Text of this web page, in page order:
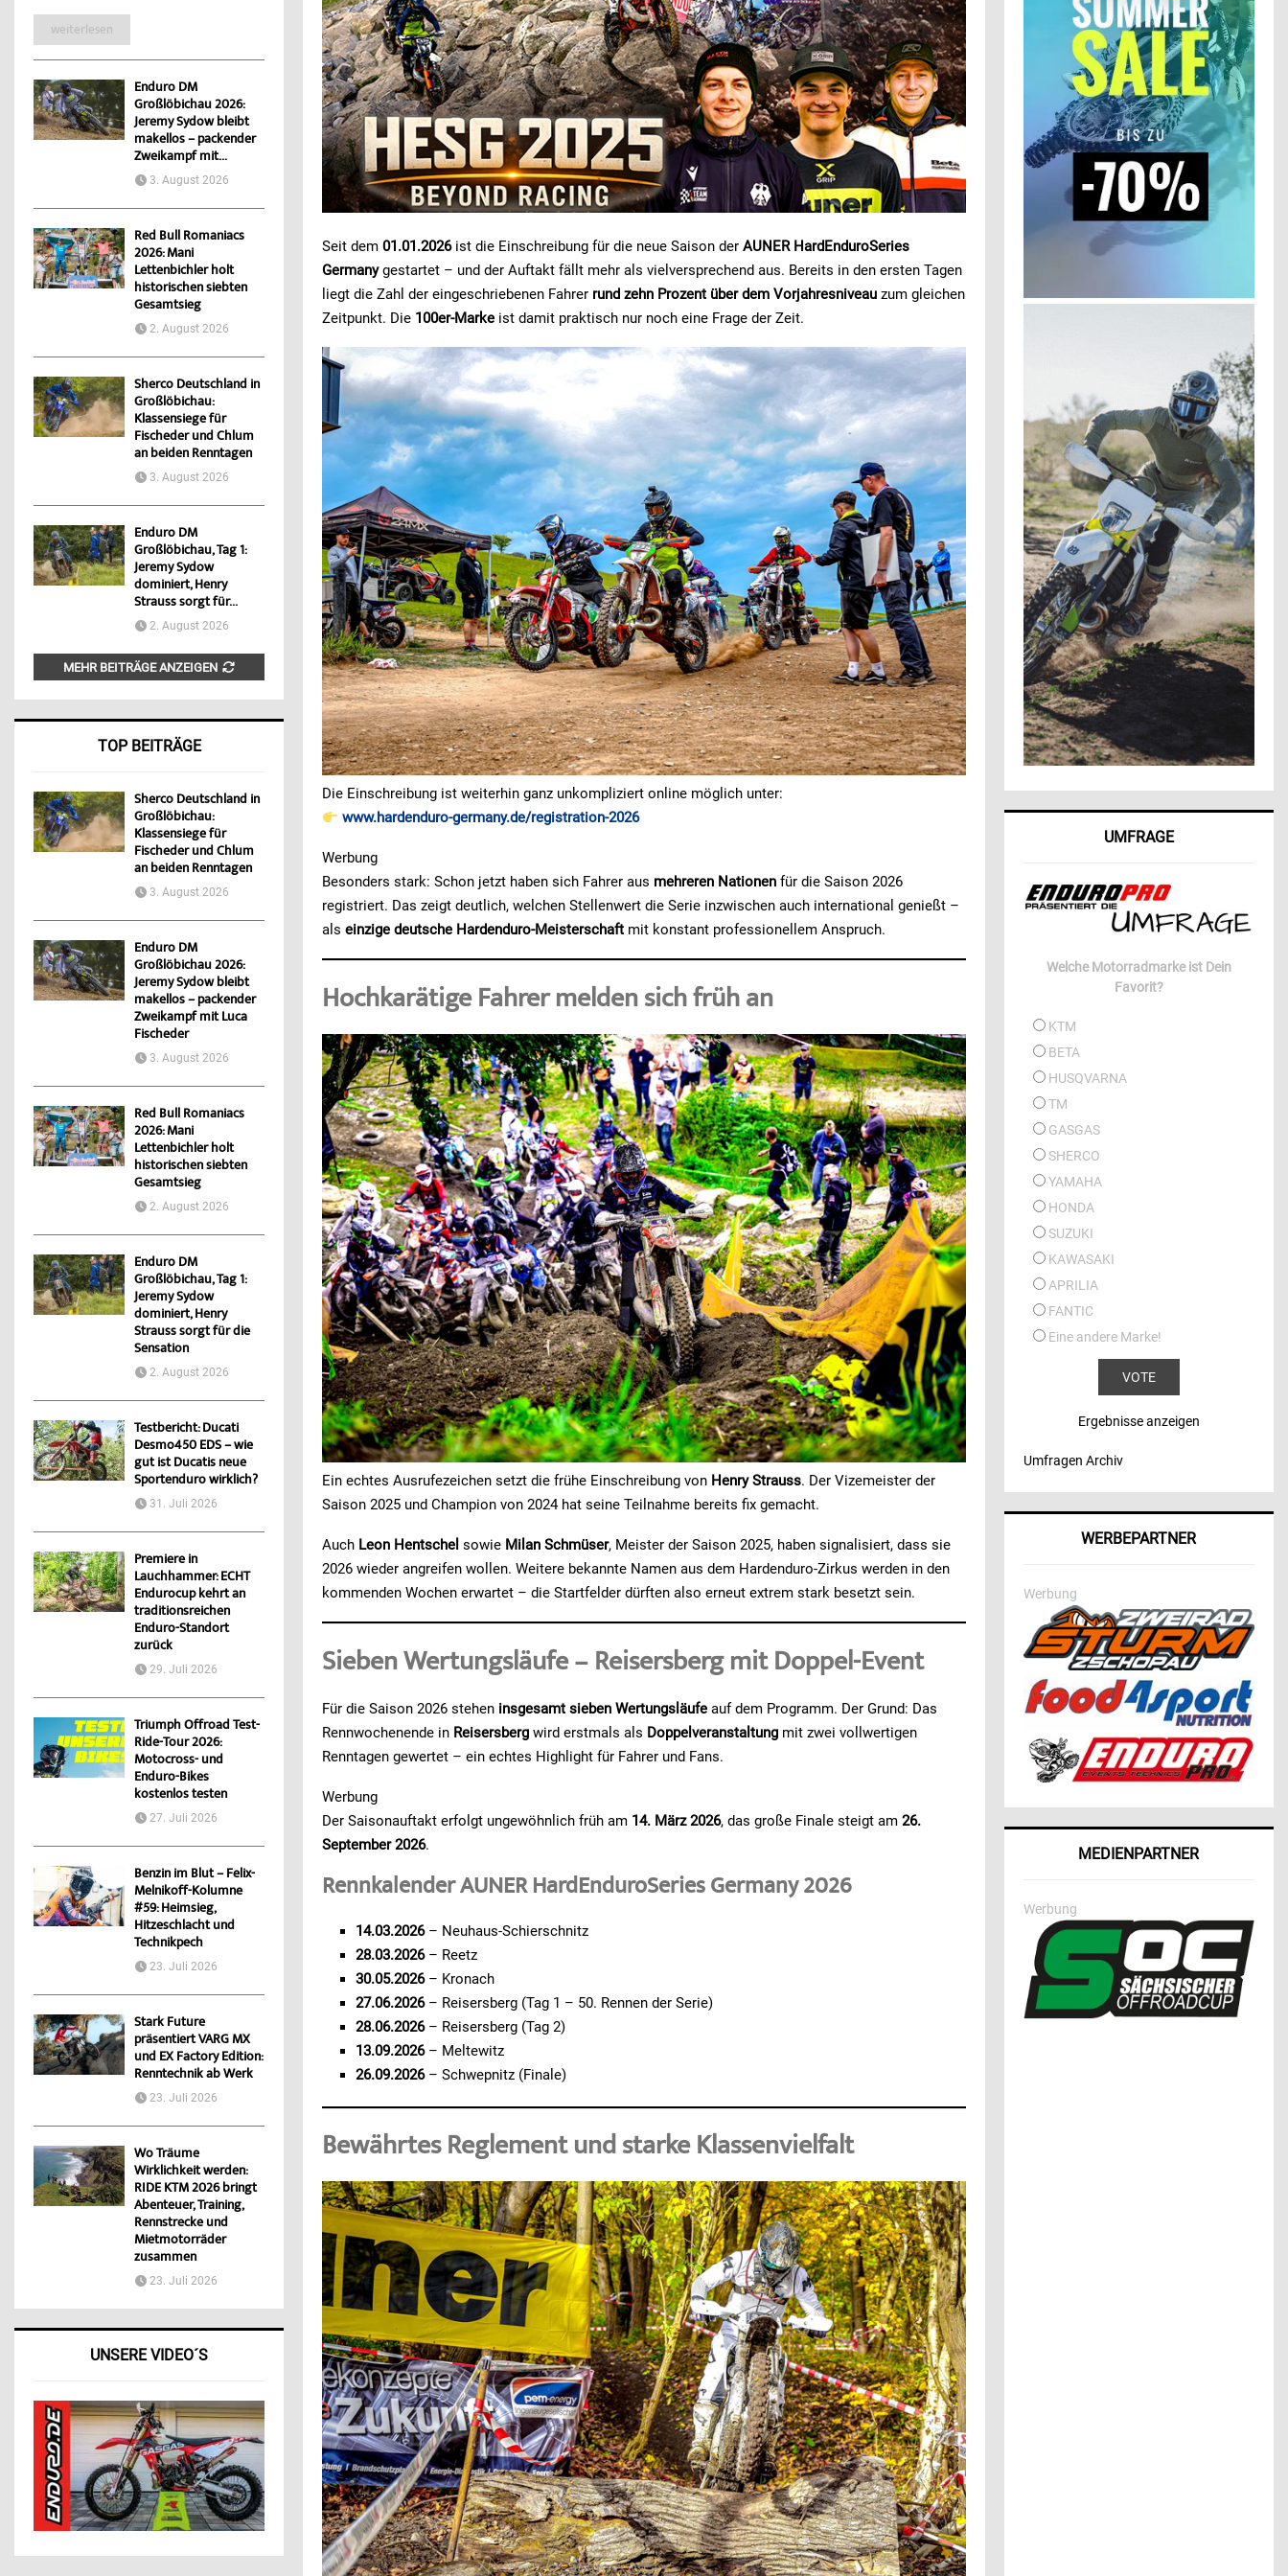
Seit dem01.01.2026ist die Einschreibung für die neue Saison derAUNER HardEnduroSeries
Germanygestartet – und der Auftakt fällt mehr als vielversprechend aus. Bereits in den ersten Tagen
liegt die Zahl der eingeschriebenen Fahrer rund zehn Prozent über dem Vorjahresniveau zum gleichen
Zeitpunkt. Die 100er-Marke ist damit praktisch nur noch eine Frage der Zeit.
Die Einschreibung ist weiterhin ganz unkompliziert online möglich unter:
www.hardenduro-germany.de/registration-2026
Werbung
Besonders stark: Schon jetzt haben sich Fahrer aus mehreren Nationen für die Saison 2026
registriert. Das zeigt deutlich, welchen Stellenwert die Serie inzwischen auch international genießt –
alseinzige deutsche Hardenduro-Meisterschaft mit konstant professionellem Anspruch.
Hochkarätige Fahrer melden sich früh an
Ein echtes Ausrufezeichen setzt die frühe Einschreibung von Henry Strauss. Der Vizemeister der
Saison 2025 und Champion von 2024 hat seine Teilnahme bereits fix gemacht.
Auch Leon Hentschel sowie Milan Schmüser, Meister der Saison 2025, haben signalisiert, dass sie
2026 wieder angreifen wollen. Weitere bekannte Namen aus dem Hardenduro-Zirkus werden in den
kommenden Wochen erwartet – die Startfelder dürften also erneut extrem stark besetzt sein.
Sieben Wertungsläufe – Reisersberg mit Doppel-Event
Für die Saison 2026 stehen insgesamt sieben Wertungsläufe auf dem Programm. Der Grund: Das
Rennwochenende in Reisersberg wird erstmals als Doppelveranstaltung mit zwei vollwertigen
Renntagen gewertet – ein echtes Highlight für Fahrer und Fans.
Werbung
Der Saisonauftakt erfolgt ungewöhnlich früh am 14. März 2026, das große Finale steigt am26.
September 2026.
Rennkalender AUNER HardEnduroSeries Germany 2026
14.03.2026– Neuhaus-Schierschnitz
28.03.2026– Reetz
30.05.2026– Kronach
27.06.2026– Reisersberg (Tag 1 – 50. Rennen der Serie)
28.06.2026– Reisersberg (Tag 2)
13.09.2026– Meltewitz
26.09.2026– Schwepnitz (Finale)
Bewährtes Reglement und starke Klassenvielfalt
weiterlesen
Enduro DM
Großlöbichau 2026:
Jeremy Sydow bleibt
makellos – packender
Zweikampf mit...
3. August 2026
Red Bull Romaniacs
2026: Mani
Lettenbichler holt
historischen siebten
Gesamtsieg
2. August 2026
Sherco Deutschland in
Großlöbichau:
Klassensiege für
Fischeder und Chlum
an beiden Renntagen
3. August 2026
Enduro DM
Großlöbichau, Tag 1:
Jeremy Sydow
dominiert, Henry
Strauss sorgt für...
2. August 2026
MEHR BEITRÄGE ANZEIGEN
TOP BEITRÄGE
Sherco Deutschland in
Großlöbichau:
Klassensiege für
Fischeder und Chlum
an beiden Renntagen
3. August 2026
Enduro DM
Großlöbichau 2026:
Jeremy Sydow bleibt
makellos – packender
Zweikampf mit Luca
Fischeder
3. August 2026
Red Bull Romaniacs
2026: Mani
Lettenbichler holt
historischen siebten
Gesamtsieg
2. August 2026
Enduro DM
Großlöbichau, Tag 1:
Jeremy Sydow
dominiert, Henry
Strauss sorgt für die
Sensation
2. August 2026
Testbericht: Ducati
Desmo450 EDS – wie
gut ist Ducatis neue
Sportenduro wirklich?
31. Juli 2026
Premiere in
Lauchhammer: ECHT
Endurocup kehrt an
traditionsreichen
Enduro-Standort
zurück
29. Juli 2026
Triumph Offroad Test-
Ride-Tour 2026:
Motocross- und
Enduro-Bikes
kostenlos testen
27. Juli 2026
Benzin im Blut – Felix-
Melnikoff-Kolumne
#59: Heimsieg,
Hitzeschlacht und
Technikpech
23. Juli 2026
Stark Future
präsentiert VARG MX
und EX Factory Edition:
Renntechnik ab Werk
23. Juli 2026
Wo Träume
Wirklichkeit werden:
RIDE KTM 2026 bringt
Abenteuer, Training,
Rennstrecke und
Mietmotorräder
zusammen
23. Juli 2026
UNSERE VIDEO´S
UMFRAGE
Welche Motorradmarke ist Dein
Favorit?
KTM
BETA
HUSQVARNA
TM
GASGAS
SHERCO
YAMAHA
HONDA
SUZUKI
KAWASAKI
APRILIA
FANTIC
Eine andere Marke!
Ergebnisse anzeigen
Umfragen Archiv
WERBEPARTNER
Werbung
MEDIENPARTNER
Werbung